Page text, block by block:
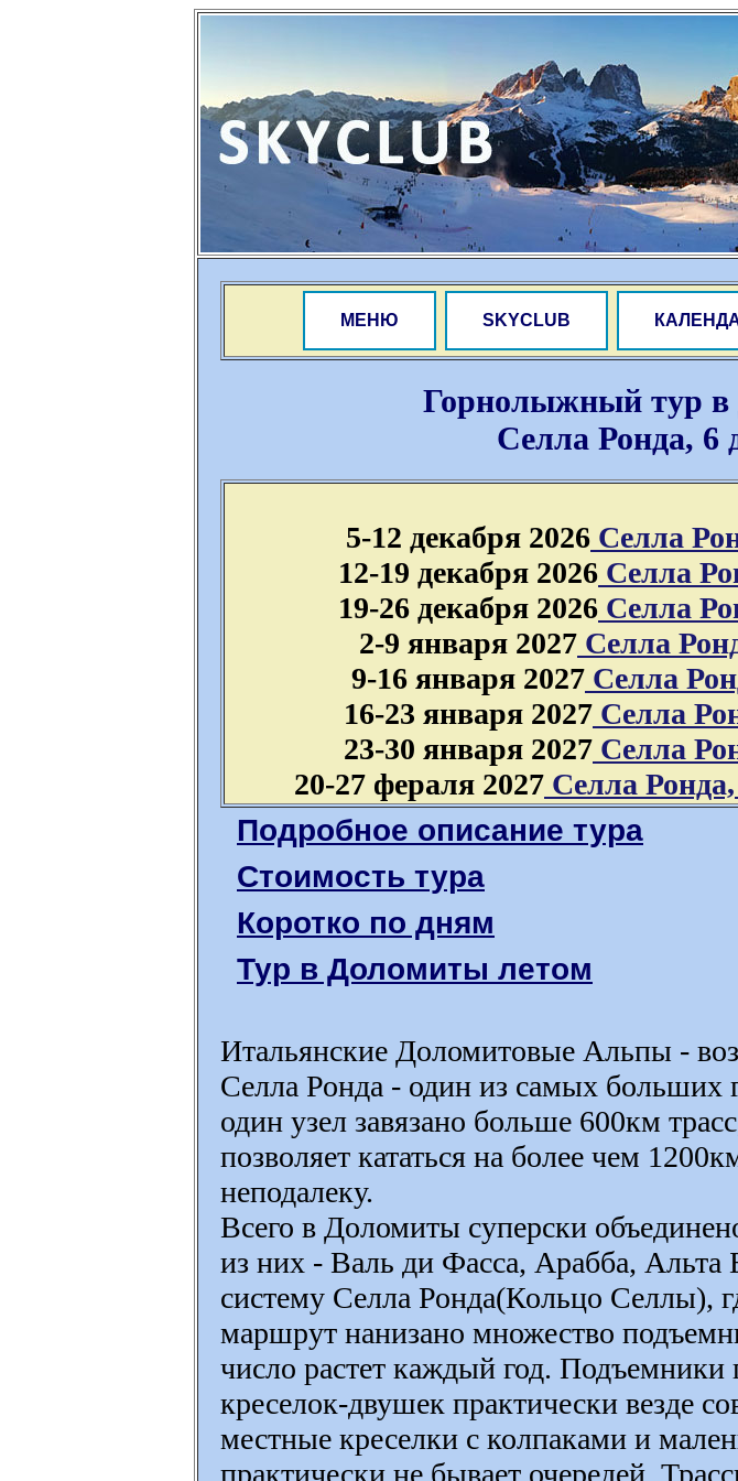
МЕНЮ SKYCLUB
Горнолыжный тур
Селла Ронда, 6
5-12 декабря 2026 Селла
12-19 декабря 2026 Селла
19-26 декабря 2026 Селла
2-9 января 2027 Селла
9-16 января 2027 Селла
16-23 января 2027 Селла
23-30 января 2027 Селла
20-27 фераля 2027 Селла
Подробное описание тура
Стоимость тура
Коротко по дням
Тур в Доломиты летом
Итальянские Доломитовые Альпы -
Селла Ронда - один из самых больших
один узел завязано больше 600км
позволяет кататься на более чем
неподалеку.
Всего в Доломиты суперски
из них - Валь ди Фасса, Арабба, Альта
систему Селла Ронда(Кольцо Селлы),
маршрут нанизано множество
число растет каждый год.
креселок-двушек практически везде
местные креселки с колпаками и
практически не бывает очередей.